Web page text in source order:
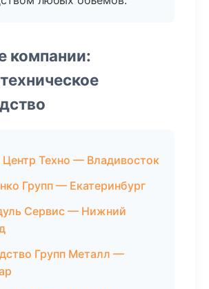
компании:
Техно — Владивосток
Групп — Екатеринбург
Сервис — Нижний
Групп Металл —